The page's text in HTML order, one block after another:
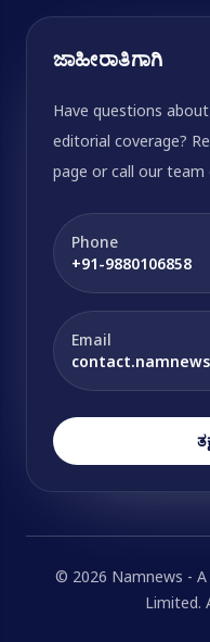
ಜಾಹೀರಾತಿಗಾಗಿ
Have questions
editorial coverage?
page or call our team
Phone
+91-9880106858
Email
© 2026 Namnews -
Limited.